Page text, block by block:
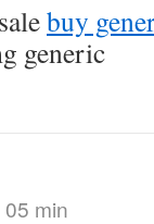
buy
generic
min